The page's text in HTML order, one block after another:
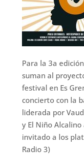
Para la 3a
suman al
festival en Es
concierto con la
liderada por
y El Niño Alcalino
invitado a los
Radio 3)